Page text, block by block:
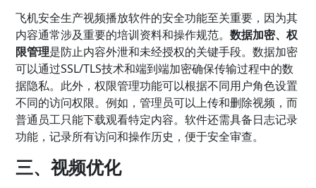
飞机安全生产视频播放软件的安全功能至关重要，因为其
内容通常涉及重要的培训资料和操作规范。数据加密、权
限管理是防止内容外泄和未经授权的关键手段。数据加密
可以通过SSL/TLS技术和端到端加密确保传输过程中的数
据隐私。此外，权限管理功能可以根据不同用户角色设置
不同的访问权限。例如，管理员可以上传和删除视频，而
普通员工只能下载观看特定内容。软件还需具备日志记录
功能，记录所有访问和操作历史，便于安全审查。
三、视频优化